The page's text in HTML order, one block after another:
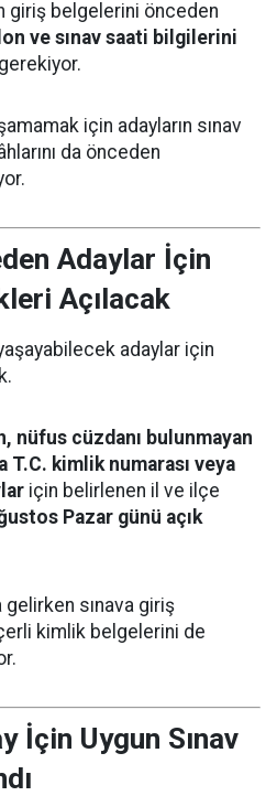
giriş belgelerini önceden
ve sınav saati bilgilerini
için adayların sınav
da önceden
Adaylar İçin
Açılacak
adaylar için
nüfus cüzdanı bulunmayan
T.C. kimlik numarası veya
için belirlenen il ve ilçe
Pazar günü açık
gelirken sınava giriş
kimlik belgelerini de
İçin Uygun Sınav